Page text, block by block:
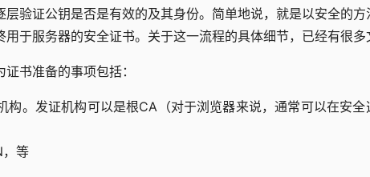
验证公钥是否是有效的及其身份。简单地说，就是以安全的
于服务器的安全证书。关于这一流程的具体细节，已经有很多
书准备的事项包括：
。发证机构可以是根CA（对于浏览器来说，通常可以在安
，等